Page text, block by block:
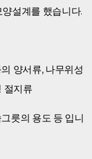
설계를 했습니다.
양서류, 나무위성
절지류
릇의 용도 등 입니